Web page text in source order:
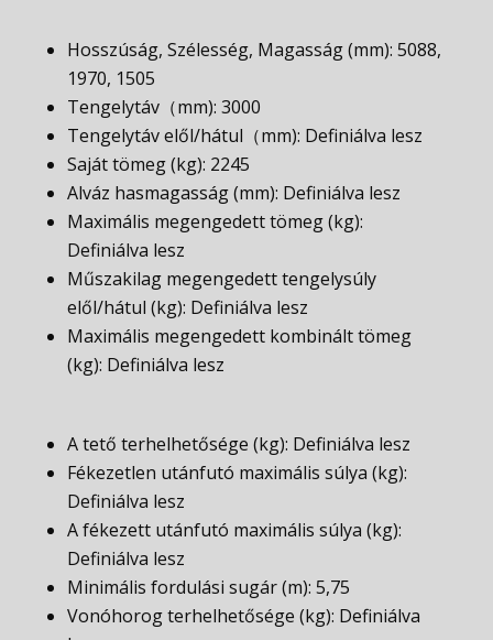
Hosszúság, Szélesség, Magasság (mm): 5088,
1970, 1505
Tengelytáv（mm): 3000
Tengelytáv elől/hátul（mm): Definiálva lesz
Saját tömeg (kg): 2245
Alváz hasmagasság (mm): Definiálva lesz
Maximális megengedett tömeg (kg):
Definiálva lesz
Műszakilag megengedett tengelysúly
elől/hátul (kg): Definiálva lesz
Maximális megengedett kombinált tömeg
(kg): Definiálva lesz
A tető terhelhetősége (kg): Definiálva lesz
Fékezetlen utánfutó maximális súlya (kg):
Definiálva lesz
A fékezett utánfutó maximális súlya (kg):
Definiálva lesz
Minimális fordulási sugár (m): 5,75
Vonóhorog terhelhetősége (kg): Definiálva